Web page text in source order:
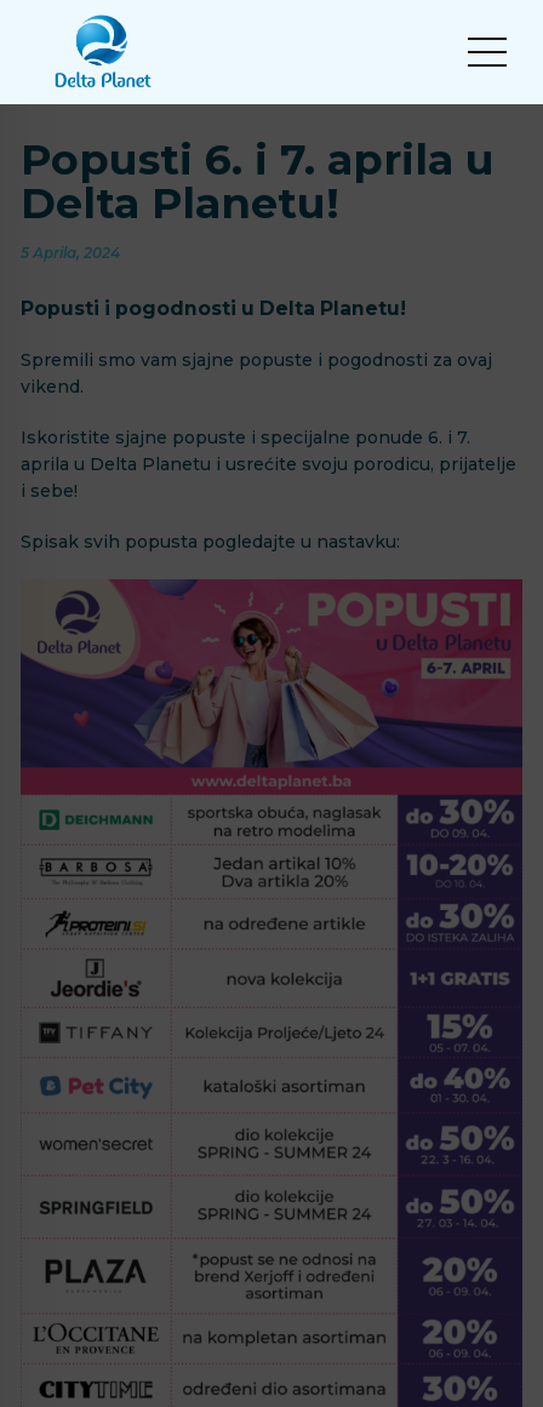
Popusti 6. i 7. aprila u
Delta Planetu!
5 Aprila, 2024
Popusti i pogodnosti u Delta Planetu!
Spremili smo vam sjajne popuste i pogodnosti za ovaj
vikend.
Iskoristite sjajne popuste i specijalne ponude 6. i 7.
aprila u Delta Planetu i usrećite svoju porodicu, prijatelje
i sebe!
Spisak svih popusta pogledajte u nastavku: